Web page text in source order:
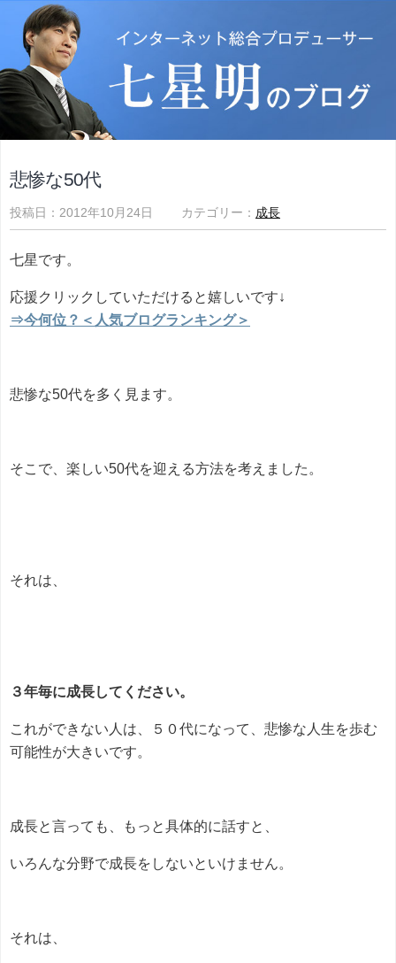
悲惨な50代
投稿日：2012年10月24日 カテゴリー： 成長
七星です。
応援クリックしていただけると嬉しいです↓
⇒今何位？＜人気ブログランキング＞
悲惨な50代を多く見ます。
そこで、楽しい50代を迎える方法を考えました。
それは、
３年毎に成長してください。
これができない人は、５０代になって、悲惨な人生を歩む
可能性が大きいです。
成長と言っても、もっと具体的に話すと、
いろんな分野で成長をしないといけません。
それは、